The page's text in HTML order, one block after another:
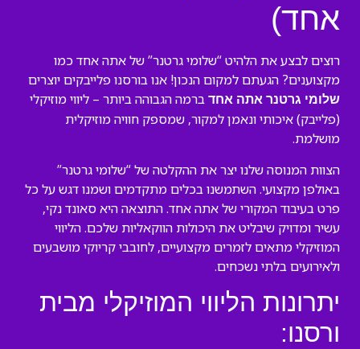
אחד)
רוצים לבצע את הלהיט “שלומי גרטנר” של אתה אחד כמו
מקצוענים? הגעתם למקום הנכון! אנו בורסנו פלייבקים יוצרים
שלומי גרטנר אתה אחד ברמה הגבוהה ביותר – ליווי מוזיקלי
(פלייבק) איכותי ונאמן למקור, שמספק חוויה מוזיקלית
מושלמת.
הצוות המנוסה שלנו יצר את ההקלטה של “שלומי גרטנר”
באולפן מקצועי. השתמשנו בכלים מתקדמים ושמנו דגש על כל
פרט בעיבוד המקורי של אתה אחד. התוצאה היא סאונד נקי,
עשיר ומדויק שיבליט את היכולות הווקאליות שלכם. הליווי
המוזיקלי מתאים לזמרים מקצועיים, לחובבי קריוקי מושבעים
ולאירועים בלתי נשכחים.
יתרונות הליווי המוזיקלי מבית
ורסנו: